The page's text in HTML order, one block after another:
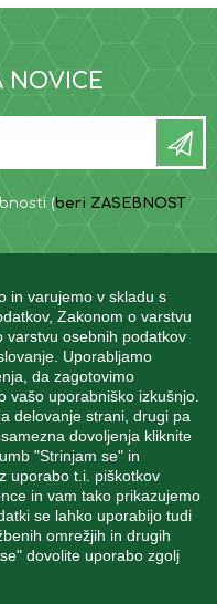
in varujemo v skladu s
Zakonom o varstvu
varstvu osebnih podatkov
Uporabljamo
da zagotovimo
vašo uporabniško izkušnjo.
delovanje strani, drugi pa
dovoljenja kliknite
"Strinjam se" in
uporabo t.i. piškotkov
in vam tako prikazujemo
se lahko uporabijo tudi
omrežjih in drugih
dovolite uporabo zgolj
NOVICE
(beri ZASEBNOST
NAS